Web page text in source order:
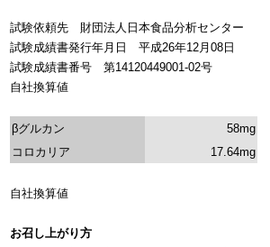
試験依頼先 財団法人日本食品分析センター
試験成績書発行年月日 平成26年12月08日
試験成績書番号 第14120449001-02号
自社換算値
βグルカン
58mg
コロカリア
17.64mg
自社換算値
お召し上がり方